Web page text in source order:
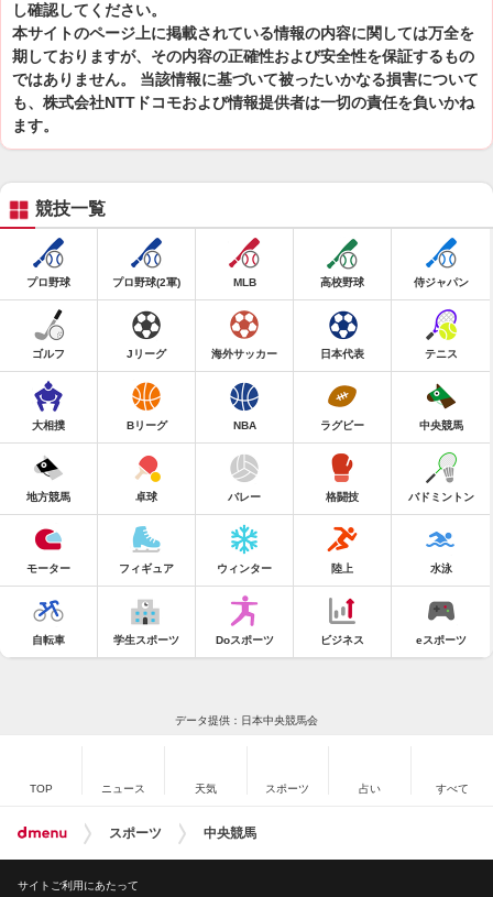
し確認してください。
本サイトのページ上に掲載されている情報の内容に関しては万全を
期しておりますが、その内容の正確性および安全性を保証するもの
ではありません。 当該情報に基づいて被ったいかなる損害について
も、株式会社NTTドコモおよび情報提供者は一切の責任を負いかね
ます。
競技一覧
プロ野球 プロ野球(2軍) MLB 高校野球 侍ジャパン
ゴルフ Jリーグ 海外サッカー 日本代表 テニス
大相撲 Bリーグ NBA ラグビー 中央競馬
地方競馬 卓球 バレー 格闘技 バドミントン
モーター フィギュア ウィンター 陸上 水泳
自転車 学生スポーツ Doスポーツ ビジネス eスポーツ
データ提供：日本中央競馬会
TOP ニュース 天気 スポーツ 占い すべて
スポーツ 中央競馬
サイトご利用にあたって